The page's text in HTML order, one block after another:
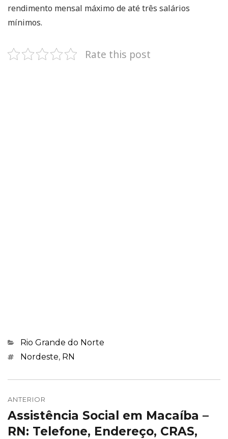
rendimento mensal máximo de até três salários
mínimos.
Rate this post
Categorias
Rio Grande do Norte
Marcações
Nordeste, RN
de
Post
ANTERIOR
Post
anterior:
Assistência Social em Macaíba –
RN: Telefone, Endereço, CRAS,